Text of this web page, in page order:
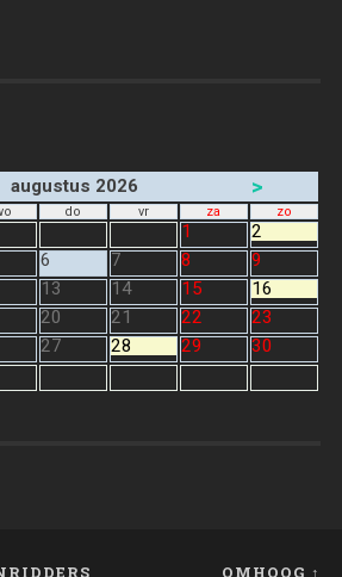
augustus 2026 >
do vr za zo
1
2
6 7 8
9
13 14 15
16
20 21 22
23
27 28 29
30
OMHOOG ↑